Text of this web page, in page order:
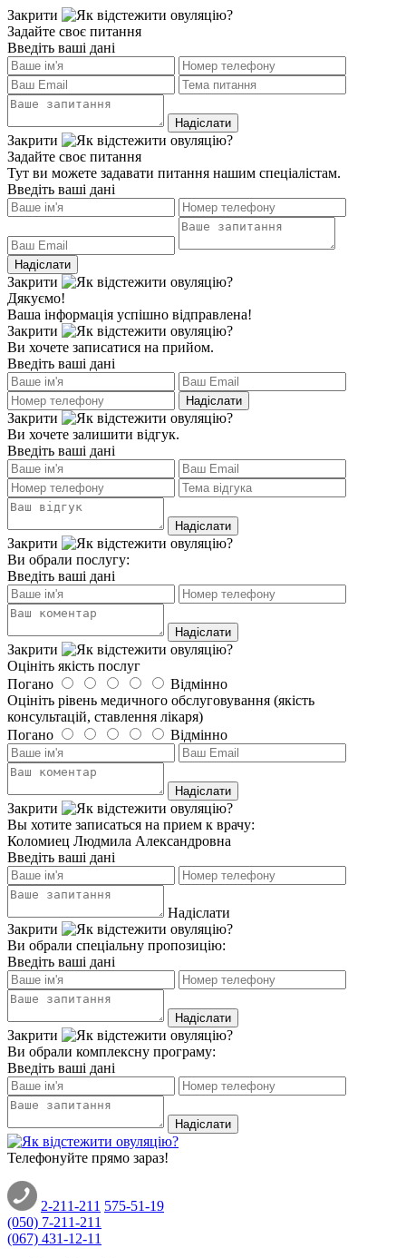
Закрити
Задайте своє питання
Введіть ваші дані
Закрити
Задайте своє питання
Тут ви можете задавати питання нашим спеціалістам.
Введіть ваші дані
Закрити
Дякуємо!
Ваша інформація успішно відправлена!
Закрити
Ви хочете записатися на прийом.
Введіть ваші дані
Закрити
Ви хочете залишити відгук.
Введіть ваші дані
Закрити
Ви обрали послугу:
Введіть ваші дані
Закрити
Оцініть якість послуг
Погано
Відмінно
Оцініть рівень медичного обслуговування (якість
консультацій, ставлення лікаря)
Погано
Відмінно
Закрити
Вы хотите записаться на прием к врачу:
Коломиец Людмила Александровна
Введіть ваші дані
Надіслати
Закрити
Ви обрали спеціальну пропозицію:
Введіть ваші дані
Закрити
Ви обрали комплексну програму:
Введіть ваші дані
Телефонуйте прямо зараз!
2-211-211 575-51-19
(050) 7-211-211
(067) 431-12-11